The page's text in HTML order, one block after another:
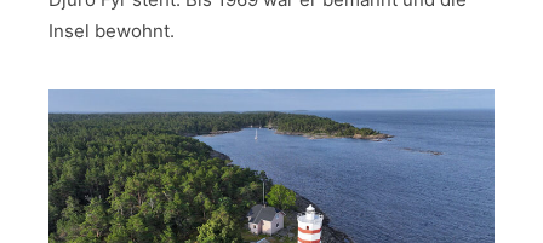
Insel bewohnt.